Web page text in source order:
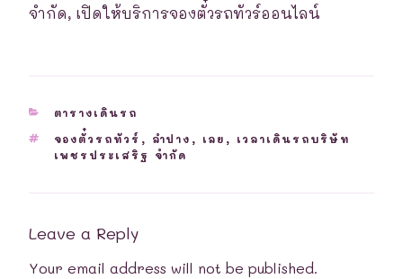
จำกัด, เปิดให้บริการจองตั๋วรถทัวร์ออนไลน์
CATEGORIES
ตารางเดินรถ
TAGS
จองตั๋วรถทัวร์ , ลำปาง , เลย , เวลาเดินรถบริษัท
เพชรประเสริฐ จำกัด
Leave a Reply
Your email address will not be published.